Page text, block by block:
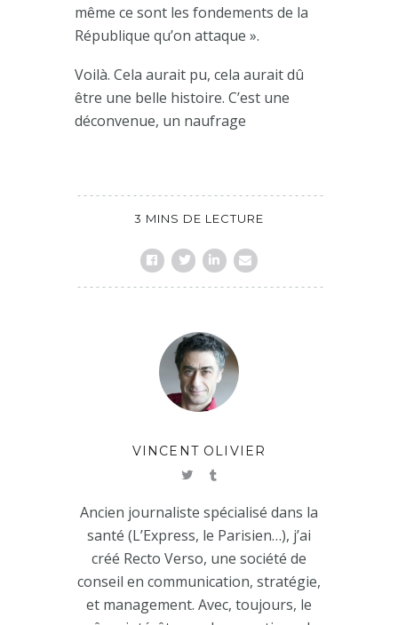
même ce sont les fondements de la
République qu’on attaque ».
Voilà. Cela aurait pu, cela aurait dû
être une belle histoire. C’est une
déconvenue, un naufrage
3 MINS DE LECTURE
VINCENT OLIVIER
Ancien journaliste spécialisé dans la
santé (L’Express, le Parisien…), j’ai
créé Recto Verso, une société de
conseil en communication, stratégie,
et management. Avec, toujours, le